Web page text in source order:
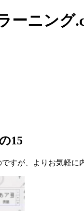
ーニング
15
すが、よりお気軽